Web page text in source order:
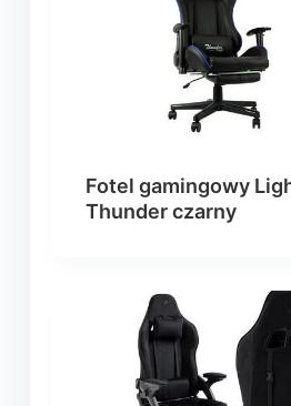
Fotel gamingowy
Thunder czarny